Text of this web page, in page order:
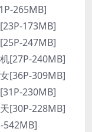
265MB]
173MB]
247MB]
[27P-240MB]
[36P-309MB]
230MB]
[30P-228MB]
542MB]